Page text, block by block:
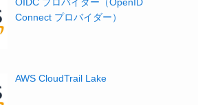
Connect プロバイダー）
AWS CloudTrail Lake